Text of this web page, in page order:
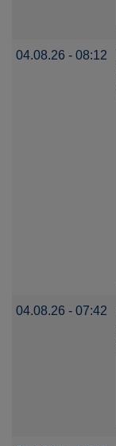
04.08.26 - 08:12
04.08.26 - 07:42